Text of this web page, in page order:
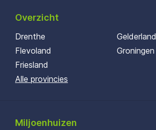
Overzicht
Drenthe
Flevoland
Friesland
Gelderland
Groningen
Alle provincies
Miljoenhuizen